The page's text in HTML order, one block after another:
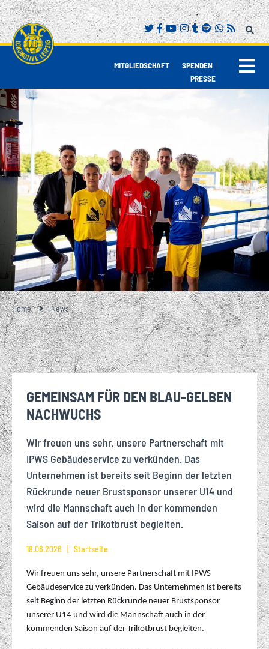
MITGLIEDSCHAFT| SPENDEN |
PRESSE
Home News
GEMEINSAM FÜR DEN BLAU-GELBEN
NACHWUCHS
Wir freuen uns sehr, unsere Partnerschaft mit
IPWS Gebäudeservice zu verkünden. Das
Unternehmen ist bereits seit Beginn der letzten
Rückrunde neuer Brustsponsor unserer U14 und
wird die Mannschaft auch in der kommenden
Saison auf der Trikotbrust begleiten.
18.06.2026 Startseite
Wir freuen uns sehr, unsere Partnerschaft mit IPWS
Gebäudeservice zu verkünden. Das Unternehmen ist bereits
seit Beginn der letzten Rückrunde neuer Brustsponsor
unserer U14 und wird die Mannschaft auch in der
kommenden Saison auf der Trikotbrust begleiten.